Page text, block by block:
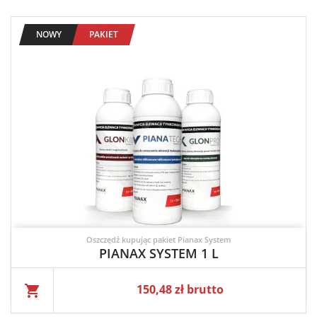
Oszczędź kupując pakiet Pianax System
PIANAX SYSTEM 1 L
shopping_cart
Cena
150,48 zł brutto
NOWY PAKIET